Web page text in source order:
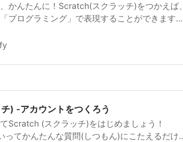
かんたんに！Scratch(スクラッチ)をつかえば、
プログラミング」で表現することができます。
) -アカウントをつくろう
Scratch (スクラッチ)をはじめましょう！
ってかんたんな質問(しつもん)にこたえるだけ